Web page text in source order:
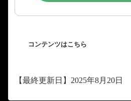
コンテンツはこちら
【最終更新日】2025年8月20日